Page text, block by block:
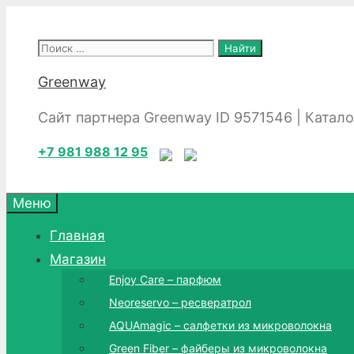
содержимому
Поиск:
Greenway
Сайт партнера Greenway ID 9571546 |
+7 981 988 12 95
Меню
Главная
Магазин
Enjoy Care – парфюм
Neoreservo – ресвератрол
AQUAmagic – салфетки из микроволокна
Green Fiber – файберы из микроволокна